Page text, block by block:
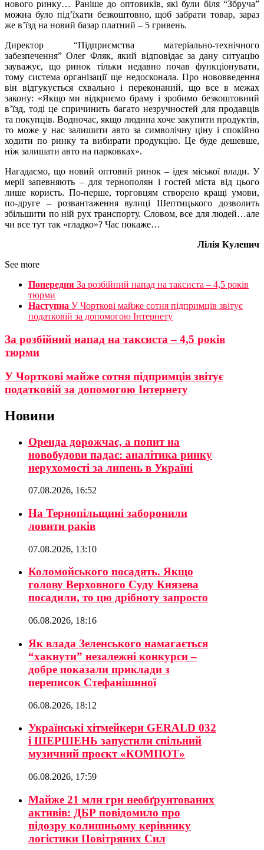
нового ринку… Раніше до оптовиків, які були біля “Збруча”
можна було під’їхати безкоштовно, щоб забрати товар, зараз
же в’їзд на новий базар платний – 5 гривень.
Директор “Підприємства матеріально-технічного
забезпечення” Олег Фляк, який відповідає за дану ситуацію
зауважує, що ринок тільки недавно почав функціонувати,
тому система організації ще недосконала. Про нововведення
він відгукується схвально і переконаний, що все в межах
закону: «Якщо ми відкриємо браму і зробимо безкоштовний
в’їзд, тоді це спричинить багато незручностей для продавців
та покупців. Водночас, якщо людина хоче закупити продуктів,
то може у нас залишити авто за символічну ціну і спокійно
ходити по ринку та вибирати продукцію. Це буде дешевше,
ніж залишати авто на парковках».
Нагадаємо, що новий оптовий ринок – ідея міської влади. У
мерії запевняють – для тернополян і гостей міста від цього
лише користь. По-перше, торговцям створено кращі умови,
по-друге – розвантаження вулиці Шептицького дозволить
збільшити по ній рух транспорту. Словом, все для людей…але
чи все тут так «гладко»? Час покаже…
Лілія Куленич
See more
Попередня За розбійний напад на таксиста – 4,5 років
тюрми
Наступна У Чорткові майже сотня підпримців звітує
податковій за допомогою Інтернету
За розбійний напад на таксиста – 4,5 років
тюрми
У Чорткові майже сотня підпримців звітує
податковій за допомогою Інтернету
Новини
Оренда дорожчає, а попит на
новобудови падає: аналітика ринку
нерухомості за липень в Україні
07.08.2026, 16:52
На Тернопільщині заборонили
ловити раків
07.08.2026, 13:10
Коломойського посадять. Якщо
голову Верховного Суду Князева
посадили, то цю дрібноту запросто
06.08.2026, 18:16
Як влада Зеленського намагається
“хакнути” незалежні конкурси –
добре показали приклади з
переписок Стефанішиної
06.08.2026, 18:12
Українські хітмейкери GERALD 032
і ШЕРШЕНЬ запустили спільний
музичний проєкт «КОМПОТ»
06.08.2026, 17:59
Майже 21 млн грн необґрунтованих
активів: ДБР повідомило про
підозру колишньому керівнику
логістики Повітряних Сил